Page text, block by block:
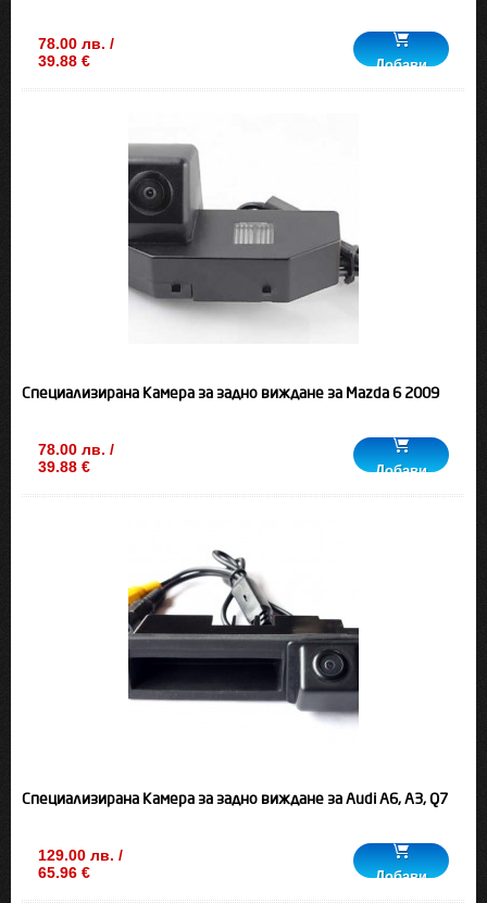
78.00 лв. /
39.88 €
Добави
Специализирана Камера за задно виждане за Mazda 6 2009
78.00 лв. /
39.88 €
Добави
Специализирана Камера за задно виждане за Audi A6, A3, Q7
129.00 лв. /
65.96 €
Добави